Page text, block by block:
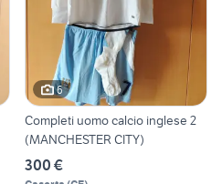
6
Completi uomo calcio inglese 2
(MANCHESTER CITY)
300 €